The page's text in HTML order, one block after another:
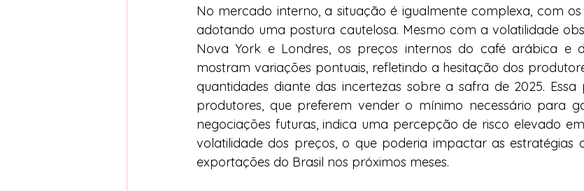
No mercado interno, a situação é igualmente complexa, com
adotando uma postura cautelosa. Mesmo com a volatilidade
Nova York e Londres, os preços internos do café arábica e
mostram variações pontuais, refletindo a hesitação dos
quantidades diante das incertezas sobre a safra de 2025. Essa
produtores, que preferem vender o mínimo necessário para
negociações futuras, indica uma percepção de risco elevado
volatilidade dos preços, o que poderia impactar as estratégias
exportações do Brasil nos próximos meses.